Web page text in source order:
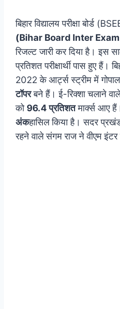
बिहार विद्यालय परीक्षा बोर्ड
(Bihar Board Inter
रिजल्ट जारी कर दिया है। इस
प्रतिशत परीक्षार्थी पास हुए हैं।
2022 के आर्ट्स स्ट्रीम में
टॉपरबने हैं। ई-रिक्शा चलाने
को 96.4 प्रतिशतमार्क्स आए
अंकहासिल किया है। सदर
रहने वाले संगम राज ने वीएम